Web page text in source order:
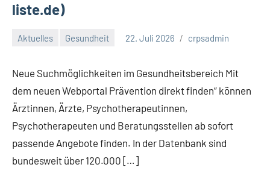
liste.de)
Aktuelles Gesundheit 22. Juli 2026 crpsadmin
Neue Suchmöglichkeiten im Gesundheitsbereich Mit
dem neuen Webportal Prävention direkt finden“ können
Ärztinnen, Ärzte, Psychotherapeutinnen,
Psychotherapeuten und Beratungsstellen ab sofort
passende Angebote finden. In der Datenbank sind
bundesweit über 120.000 […]